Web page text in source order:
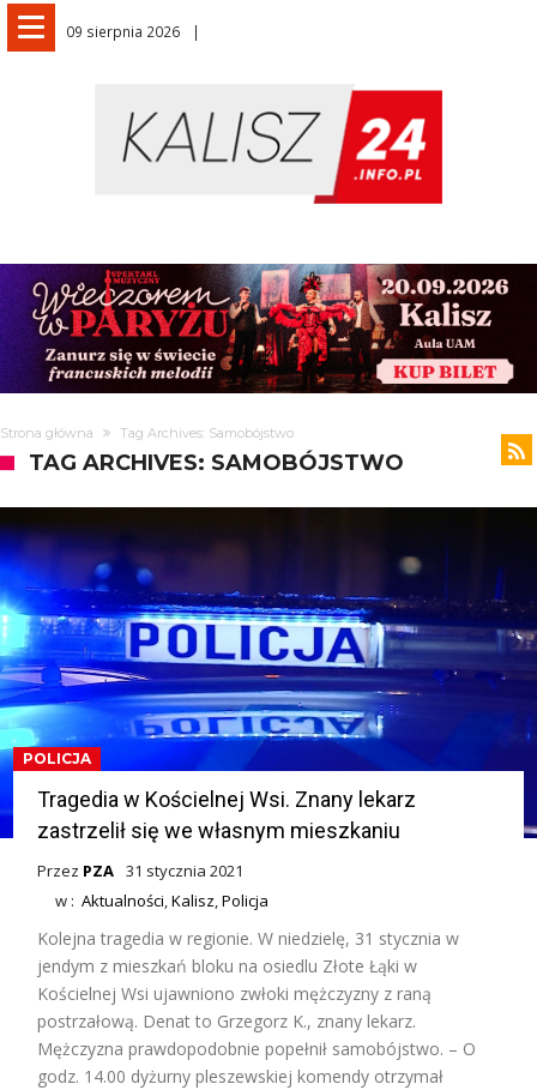
09 sierpnia 2026
Strona główna Tag Archives: Samobójstwo
TAG ARCHIVES: SAMOBÓJSTWO
POLICJA
Tragedia w Kościelnej Wsi. Znany lekarz
zastrzelił się we własnym mieszkaniu
Przez PZA 31 stycznia 2021
w :Aktualności,Kalisz,Policja
Kolejna tragedia w regionie. W niedzielę, 31 stycznia w
jendym z mieszkań bloku na osiedlu Złote Łąki w
Kościelnej Wsi ujawniono zwłoki mężczyzny z raną
postrzałową. Denat to Grzegorz K., znany lekarz.
Mężczyzna prawdopodobnie popełnił samobójstwo. – O
godz. 14.00 dyżurny pleszewskiej komendy otrzymał